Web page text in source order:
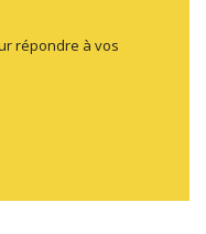
répondre à vos